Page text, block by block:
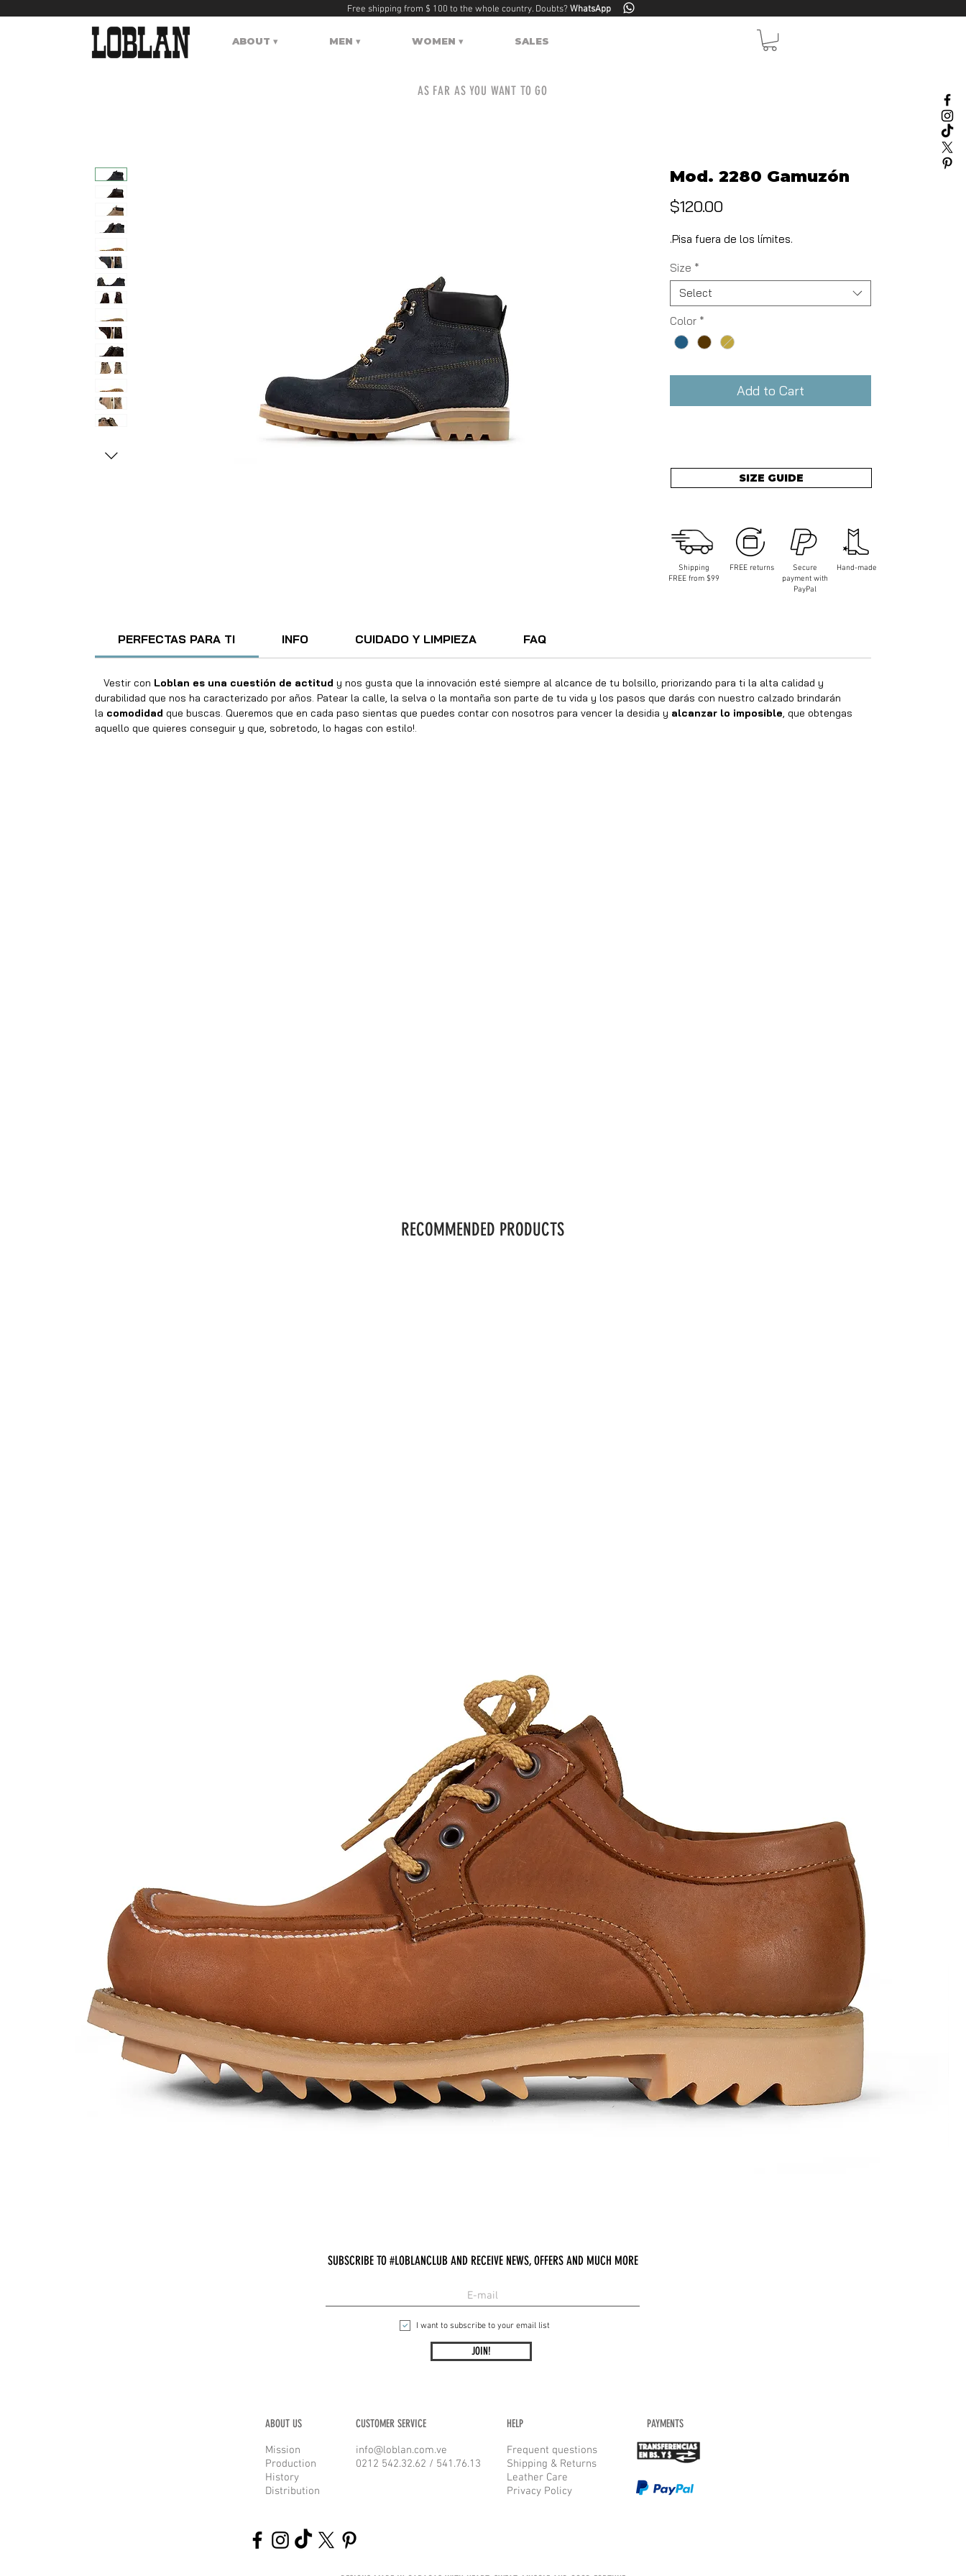
Free shipping from $ 100 to the whole country. Doubts?WhatsApp
ABOUT ▾ MEN ▾ WOMEN ▾ SALES
Hand-made
Secure
payment with
PayPal
FREE returns
Shipping
FREE from $99
SIZE GUIDE
AS FAR AS YOU WANT TO GO
Mod. 2280 Gamuzón
$120.00
.Pisa fuera de los límites.
Size *
Select
Color *
Add to Cart
PERFECTAS PARA TI INFO CUIDADO Y LIMPIEZA FAQ
Vestir con Loblan es una cuestión de actitud y nos gusta que la innovación esté siempre al alcance de tu bolsillo, priorizando para ti la alta calidad y
durabilidad que nos ha caracterizado por años. Patear la calle, la selva o la montaña son parte de tu vida y los pasos que darás con nuestro calzado brindarán
la comodidad que buscas. Queremos que en cada paso sientas que puedes contar con nosotros para vencer la desidia y alcanzar lo imposible, que obtengas
aquello que quieres conseguir y que, sobretodo, lo hagas con estilo!.
RECOMMENDED PRODUCTS
SUBSCRIBE TO #LOBLANCLUB AND RECEIVE NEWS, OFFERS AND MUCH MORE
I want to subscribe to your email list
JOIN!
PAYMENTS
ABOUT US
Mission
Production
History
Distribution
CUSTOMER SERVICE
info@loblan.com.ve
0212 542.32.62 / 541.76.13
HELP
Frequent questions
Shipping & Returns
Leather Care
Privacy Policy